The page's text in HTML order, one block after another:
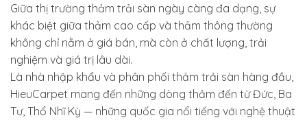
Giữa thị trường thảm trải sàn ngày càng đa dạng, sự
khác biệt giữa thảm cao cấp và thảm thông thường
không chỉ nằm ở giá bán, mà còn ở chất lượng, trải
nghiệm và giá trị lâu dài.
Là nhà nhập khẩu và phân phối thảm trải sàn hàng đầu,
HieuCarpet mang đến những dòng thảm đến từ Đức, Ba
Tư, Thổ Nhĩ Kỳ — những quốc gia nổi tiếng với nghệ thuật